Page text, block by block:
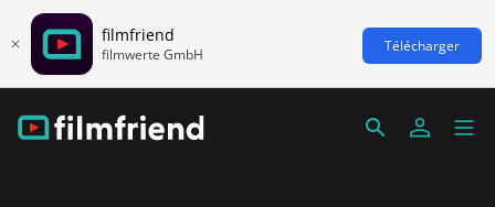
filmfriend
filmwerte GmbH Télécharger